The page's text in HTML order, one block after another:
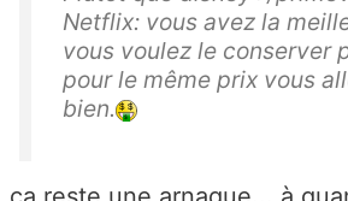
Netflix: vous avez la
vous voulez le conserver
pour le même prix vous
bien.